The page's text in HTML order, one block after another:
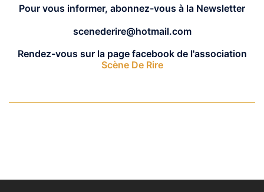
Pour vous informer, abonnez-vous à la Newsletter
scenederire@hotmail.com
Rendez-vous sur la page facebook de l'association
Scène De Rire